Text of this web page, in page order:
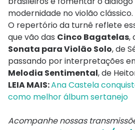
modernidade no violão clássico.
O repertório da turnê reflete
que vão das Cinco Bagatelas,
Sonata para Violão Solo, de
passando por interpretações
Melodia Sentimental, de
LEIA MAIS:Ana Castela
como melhor álbum sertanejo
Acompanhe nossas